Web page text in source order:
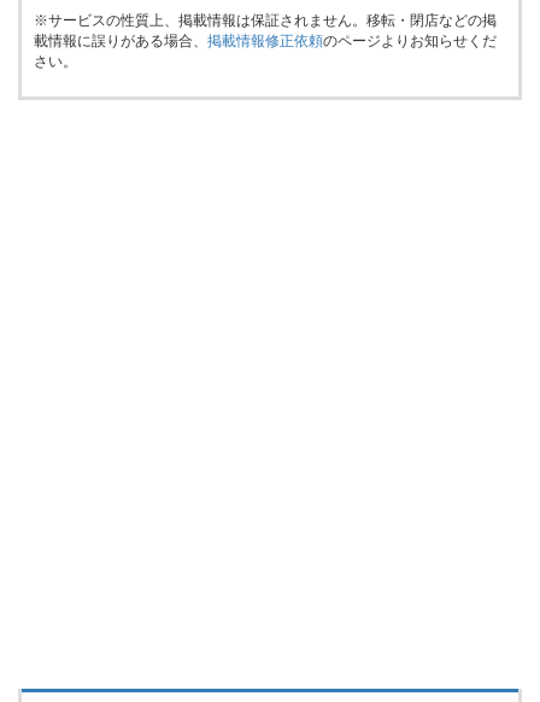
※サービスの性質上、掲載情報は保証されません。移転・閉店などの掲
載情報に誤りがある場合、 掲載情報修正依頼のページよりお知らせくだ
さい。